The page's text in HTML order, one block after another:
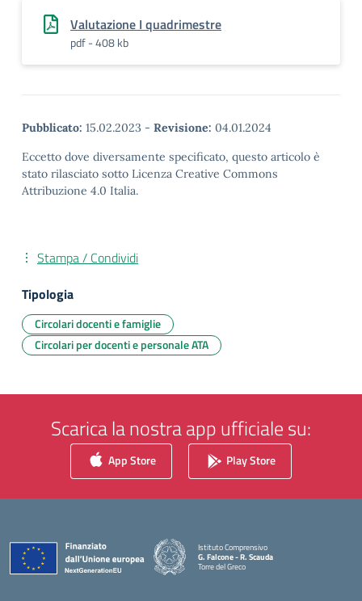
Valutazione I quadrimestre
pdf - 408 kb
Pubblicato: 15.02.2023 - Revisione: 04.01.2024
Eccetto dove diversamente specificato, questo articolo è
stato rilasciato sotto Licenza Creative Commons
Attribuzione 4.0 Italia.
Stampa / Condividi
Tipologia
Circolari docenti e famiglie
Circolari per docenti e personale ATA
Scarica la nostra app ufficiale su:
App Store Play Store
Istituto Comprensivo
G. Falcone - R. Scauda
Torre del Greco